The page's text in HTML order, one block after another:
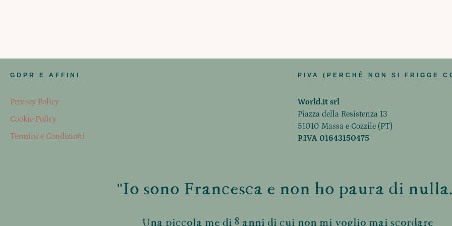
GDPR E AFFINI
Privacy Policy
Cookie Policy
Termini e Condizioni
PIVA (PERCHÈ NON SI FRIGGE
World.it srl
Piazza della Resistenza 13
51010 Massa e Cozzile (PT)
P.IVA 01643150475
"Io sono Francesca e non ho paura di
Una piccola me di 8 anni di cui non mi voglio mai scordare